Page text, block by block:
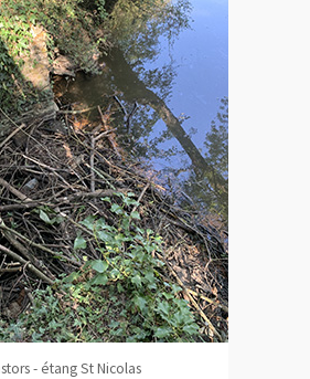
- étang St Nicolas